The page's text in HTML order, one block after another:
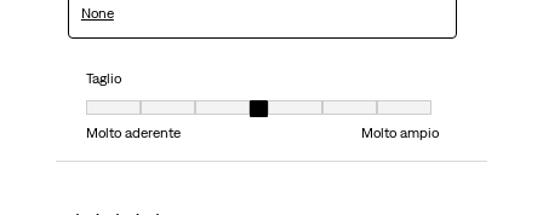
None
Taglio
Taglio, 4 su 7, dove 1 è uguale a Molto aderente e 7 è uguale a Molto
Molto aderente
Molto ampio